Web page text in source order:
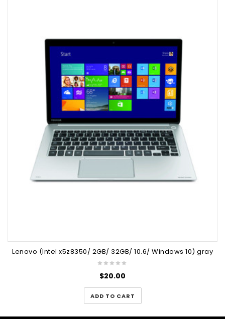
Lenovo (Intel x5z8350/ 2GB/ 32GB/ 10.6/ Windows 10) gray
$20.00
ADD TO CART